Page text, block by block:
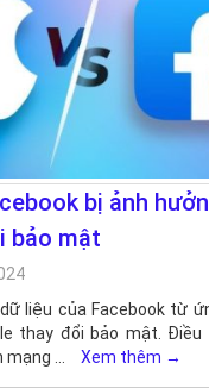
bị ảnh
bảo mật
liệu của Facebook từ
thay đổi bảo mật. Điều
…
Xem thêm →